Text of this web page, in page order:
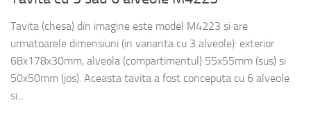
Tavita (chesa) din imagine este model M4223 si are
urmatoarele dimensiuni (in varianta cu 3 alveole): exterior
68x178x30mm, alveola (compartimentul) 55x55mm (sus) si
50x50mm (jos). Aceasta tavita a fost conceputa cu 6 alveole
si...